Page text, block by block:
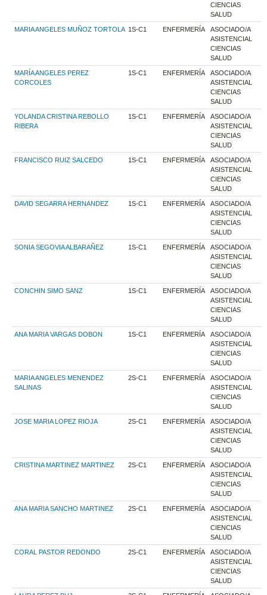
CIENCIAS
SALUD
MARIA ANGELES MUÑOZ TORTOLA 1S-C1 ENFERMERÍA
ASOCIADO/A
ASISTENCIAL
CIENCIAS
SALUD
MARÍA ANGELES PEREZ
CORCOLES
1S-C1 ENFERMERÍA
ASOCIADO/A
ASISTENCIAL
CIENCIAS
SALUD
YOLANDA CRISTINA REBOLLO
RIBERA
1S-C1 ENFERMERÍA
ASOCIADO/A
ASISTENCIAL
CIENCIAS
SALUD
FRANCISCO RUIZ SALCEDO 1S-C1 ENFERMERÍA
ASOCIADO/A
ASISTENCIAL
CIENCIAS
SALUD
DAVID SEGARRA HERNANDEZ 1S-C1 ENFERMERÍA
ASOCIADO/A
ASISTENCIAL
CIENCIAS
SALUD
SONIA SEGOVIA ALBARAÑEZ 1S-C1 ENFERMERÍA
ASOCIADO/A
ASISTENCIAL
CIENCIAS
SALUD
CONCHIN SIMO SANZ 1S-C1 ENFERMERÍA
ASOCIADO/A
ASISTENCIAL
CIENCIAS
SALUD
ANA MARIA VARGAS DOBON 1S-C1 ENFERMERÍA
ASOCIADO/A
ASISTENCIAL
CIENCIAS
SALUD
MARIA ANGELES MENENDEZ
SALINAS
2S-C1 ENFERMERÍA
ASOCIADO/A
ASISTENCIAL
CIENCIAS
SALUD
JOSE MARIA LOPEZ RIOJA 2S-C1 ENFERMERÍA
ASOCIADO/A
ASISTENCIAL
CIENCIAS
SALUD
CRISTINA MARTINEZ MARTINEZ 2S-C1 ENFERMERÍA
ASOCIADO/A
ASISTENCIAL
CIENCIAS
SALUD
ANA MARIA SANCHO MARTINEZ 2S-C1 ENFERMERÍA
ASOCIADO/A
ASISTENCIAL
CIENCIAS
SALUD
CORAL PASTOR REDONDO 2S-C1 ENFERMERÍA
ASOCIADO/A
ASISTENCIAL
CIENCIAS
SALUD